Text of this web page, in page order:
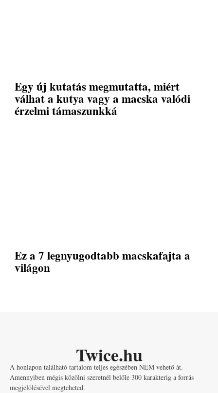
Egy új kutatás megmutatta, miért
válhat a kutya vagy a macska valódi
érzelmi támaszunkká
Ez a 7 legnyugodtabb macskafajta a
világon
Twice.hu
A honlapon található tartalom teljes egészében NEM vehető át.
Amennyiben mégis közölni szeretnél belőle 300 karakterig a forrás
megjelölésével megteheted.